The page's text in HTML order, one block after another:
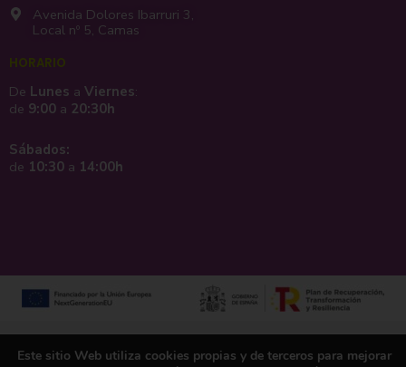
Avenida Dolores Ibarruri 3,
Local nº 5, Camas
HORARIO
De Lunes a Viernes:
de 9:00 a 20:30h
Sábados:
de 10:30 a 14:00h
Este sitio Web utiliza cookies propias y de terceros para mejorar